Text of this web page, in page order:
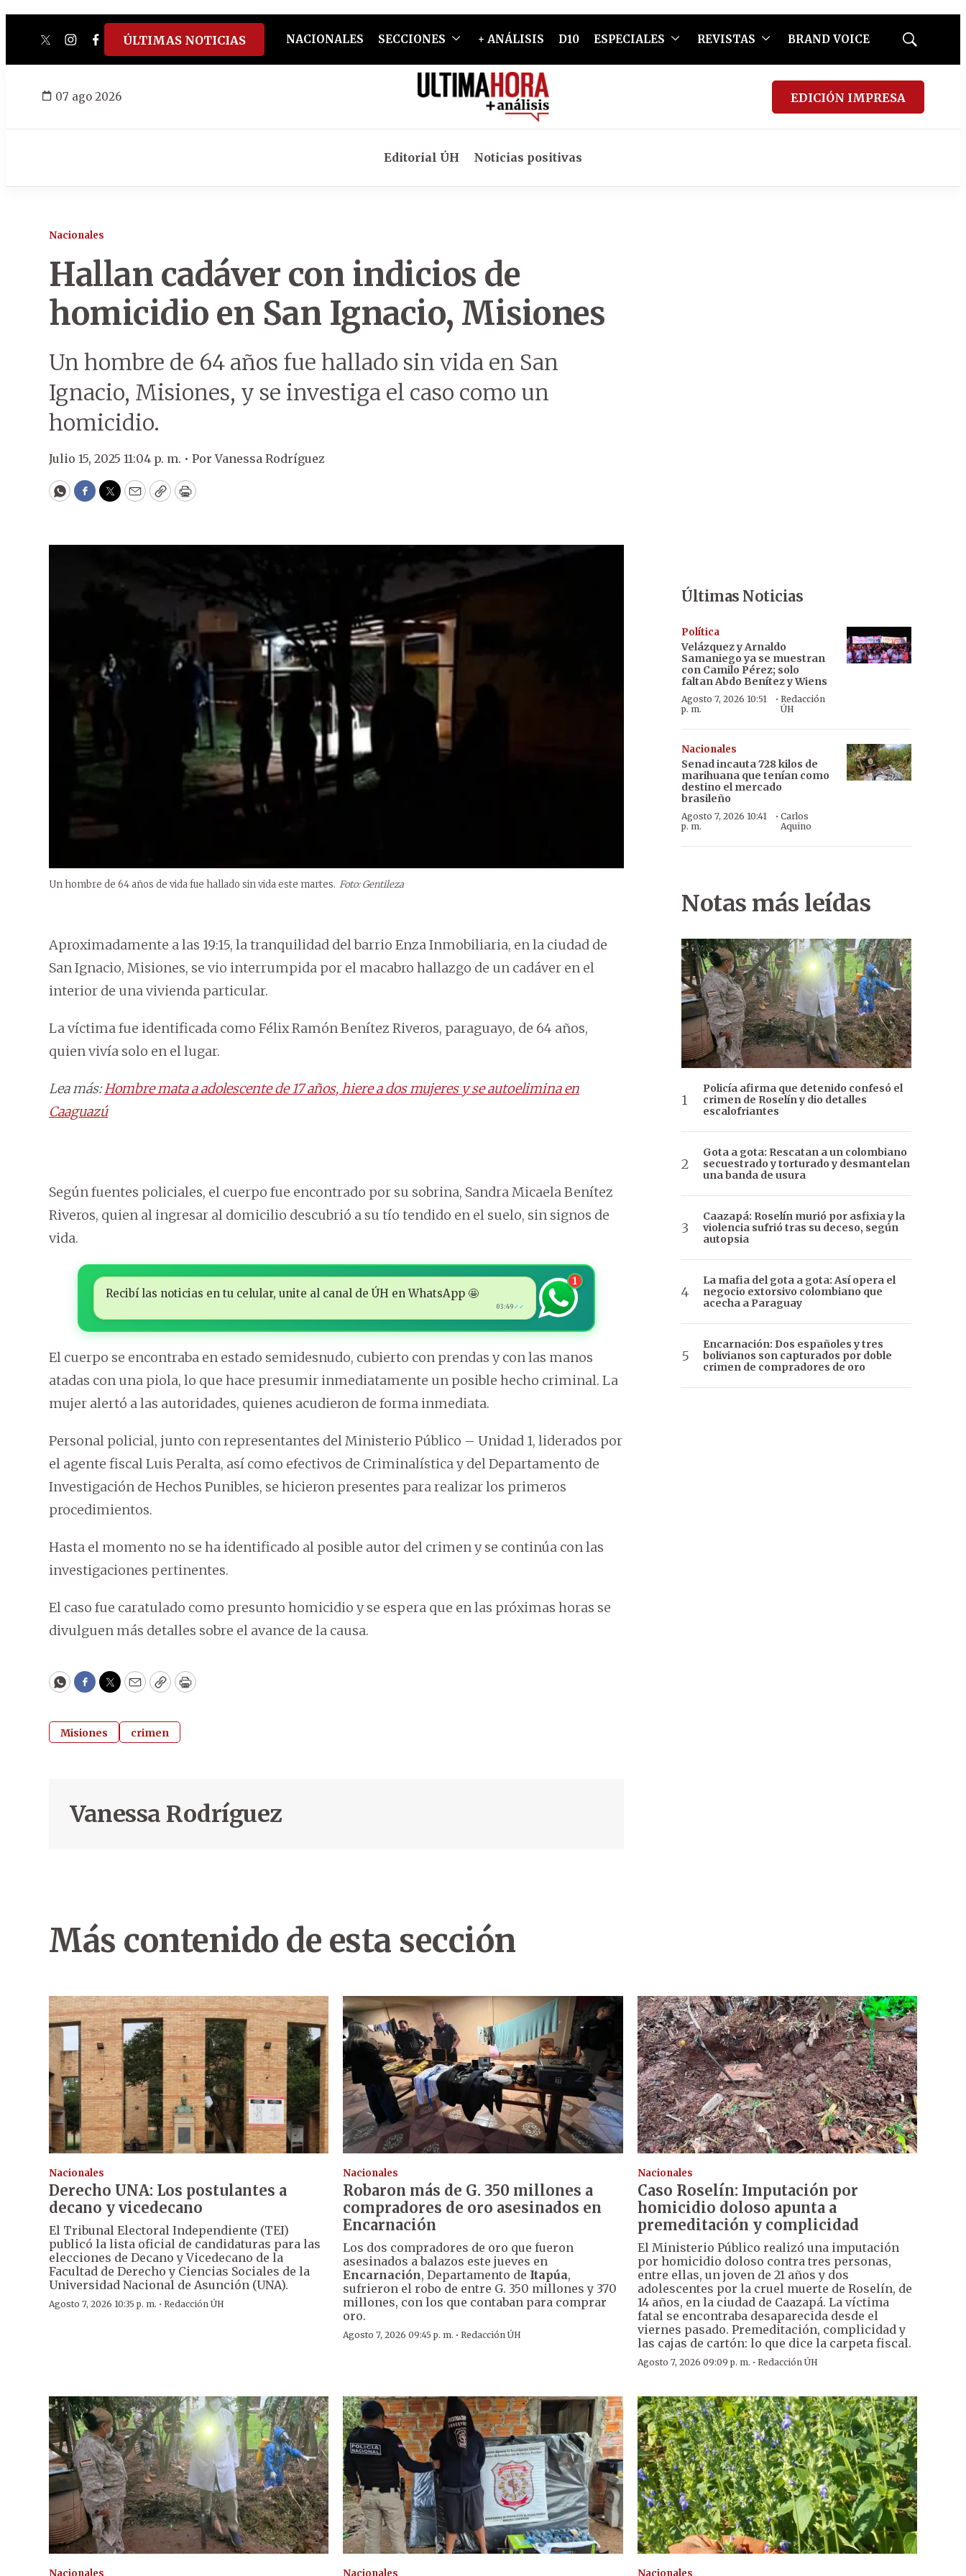
twitterinstagram
facebook
tiktokyoutube
spotify
ÚLTIMAS NOTICIAS NACIONALES SECCIONES + ANÁLISIS D10 ESPECIALES REVISTAS BRAND VOICE
Mostrar
07 ago 2026 EDICIÓN IMPRESA
Editorial ÚH Noticias positivas
Nacionales
Hallan cadáver con indicios de
homicidio en San Ignacio, Misiones
Un hombre de 64 años fue hallado sin vida en San
Ignacio, Misiones, y se investiga el caso como un
homicidio.
Julio 15, 2025 11:04 p. m. • PorVanessa Rodríguez
WhatsApp
Facebook
Twitter
EmailCopyPrint
Un hombre de 64 años de vida fue hallado sin vida este martes. Foto: Gentileza
Aproximadamente a las 19:15, la tranquilidad del barrio Enza Inmobiliaria, en la ciudad de
San Ignacio, Misiones, se vio interrumpida por el macabro hallazgo de un cadáver en el
interior de una vivienda particular.
La víctima fue identificada como Félix Ramón Benítez Riveros, paraguayo, de 64 años,
quien vivía solo en el lugar.
Lea más:Hombre mata a adolescente de 17 años, hiere a dos mujeres y se autoelimina en
Caaguazú
Según fuentes policiales, el cuerpo fue encontrado por su sobrina, Sandra Micaela Benítez
Riveros, quien al ingresar al domicilio descubrió a su tío tendido en el suelo, sin signos de
vida.
Recibí las noticias en tu celular, unite al canal de ÚH en WhatsApp 🤩
03:49 ✓✓
1
El cuerpo se encontraba en estado semidesnudo, cubierto con prendas y con las manos
atadas con una piola, lo que hace presumir inmediatamente un posible hecho criminal. La
mujer alertó a las autoridades, quienes acudieron de forma inmediata.
Personal policial, junto con representantes del Ministerio Público – Unidad 1, liderados por
el agente fiscal Luis Peralta, así como efectivos de Criminalística y del Departamento de
Investigación de Hechos Punibles, se hicieron presentes para realizar los primeros
procedimientos.
Hasta el momento no se ha identificado al posible autor del crimen y se continúa con las
investigaciones pertinentes.
El caso fue caratulado como presunto homicidio y se espera que en las próximas horas se
divulguen más detalles sobre el avance de la causa.
WhatsApp
Facebook
Twitter
EmailCopyPrint
Misiones crimen
Vanessa Rodríguez
Últimas Noticias
Política
Velázquez y Arnaldo
Samaniego ya se muestran
con Camilo Pérez; solo
faltan Abdo Benítez y Wiens
Agosto 7, 2026 10:51
p. m.
·Redacción
ÚH
Nacionales
Senad incauta 728 kilos de
marihuana que tenían como
destino el mercado
brasileño
Agosto 7, 2026 10:41
p. m.
· Carlos
Aquino
Notas más leídas
Policía afirma que detenido confesó el
crimen de Roselín y dio detalles
escalofriantes
Gota a gota: Rescatan a un colombiano
secuestrado y torturado y desmantelan
una banda de usura
Caazapá: Roselín murió por asfixia y la
violencia sufrió tras su deceso, según
autopsia
La mafia del gota a gota: Así opera el
negocio extorsivo colombiano que
acecha a Paraguay
Encarnación: Dos españoles y tres
bolivianos son capturados por doble
crimen de compradores de oro
Más contenido de esta sección
Nacionales
Derecho UNA: Los postulantes a
decano y vicedecano
El Tribunal Electoral Independiente (TEI)
publicó la lista oficial de candidaturas para las
elecciones de Decano y Vicedecano de la
Facultad de Derecho y Ciencias Sociales de la
Universidad Nacional de Asunción (UNA).
Agosto 7, 2026 10:35 p. m. · Redacción ÚH
Nacionales
Robaron más de G. 350 millones a
compradores de oro asesinados en
Encarnación
Los dos compradores de oro que fueron
asesinados a balazos este jueves en
Encarnación, Departamento de Itapúa,
sufrieron el robo de entre G. 350 millones y 370
millones, con los que contaban para comprar
oro.
Agosto 7, 2026 09:45 p. m. ·Redacción ÚH
Nacionales
Caso Roselín: Imputación por
homicidio doloso apunta a
premeditación y complicidad
El Ministerio Público realizó una imputación
por homicidio doloso contra tres personas,
entre ellas, un joven de 21 años y dos
adolescentes por la cruel muerte de Roselín, de
14 años, en la ciudad de Caazapá. La víctima
fatal se encontraba desaparecida desde el
viernes pasado. Premeditación, complicidad y
las cajas de cartón: lo que dice la carpeta fiscal.
Agosto 7, 2026 09:09 p. m. · Redacción ÚH
Nacionales Nacionales Nacionales